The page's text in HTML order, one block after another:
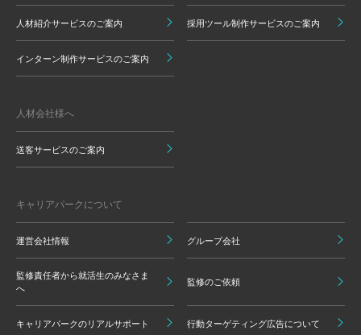
人材紹介サービスのご案内 採用ツール制作サービスのご案内
インターン制作サービスのご案内
人材会社様へ
送客サービスのご案内
キャリアパークについて
運営会社情報 グループ会社
監修責任者から就活生のみなさま
へ
監修のご依頼
キャリアパークのリアルサポート 行動ターゲティング広告について